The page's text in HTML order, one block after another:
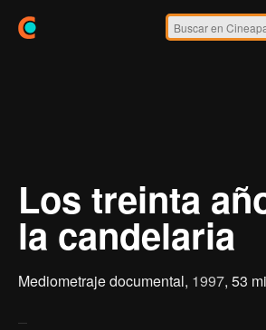
Los treinta
la candelaria
Mediometraje documental, 1997, 53